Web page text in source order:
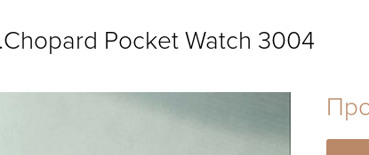
Pocket Watch 3004